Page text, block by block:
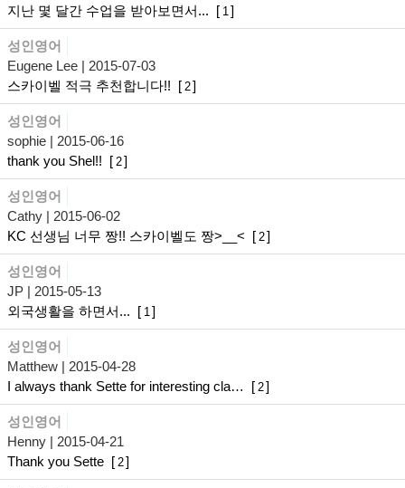
지난 몇 달간 수업을 받아보면서... [ 1]
성인영어
Eugene Lee | 2015-07-03
스카이벨 적극 추천합니다!! [ 2]
성인영어
sophie | 2015-06-16
thank you Shel!! [ 2]
성인영어
Cathy | 2015-06-02
KC 선생님 너무 짱!! 스카이벨도 짱>__< [ 2]
성인영어
JP | 2015-05-13
외국생활을 하면서... [ 1]
성인영어
Matthew | 2015-04-28
I always thank Sette for interesting cla…
[ 2]
성인영어
Henny | 2015-04-21
Thank you Sette [ 2]